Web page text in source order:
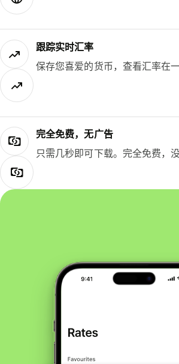
跟踪实时汇率
保存您喜爱的货币，查看汇率在
完全免费，无广告
只需几秒即可下载。完全免费，